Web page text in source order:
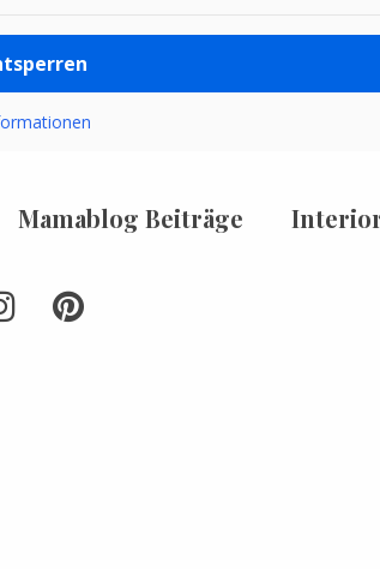
Mamablog Beiträge